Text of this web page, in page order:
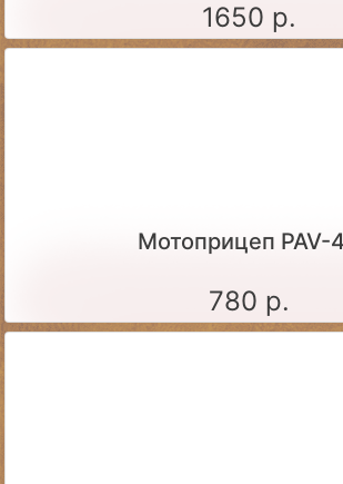
1650 р.
Мотоприцеп PAV-
780 р.